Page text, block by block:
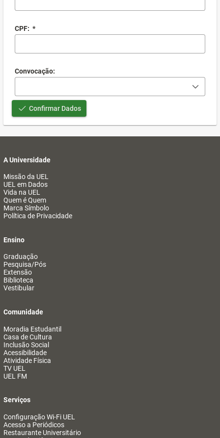
CPF: *
Convocação:
Confirmar Dados
A Universidade
Missão da UEL
UEL em Dados
Vida na UEL
Quem é Quem
Marca Símbolo
Política de Privacidade
Ensino
Graduação
Pesquisa/Pós
Extensão
Biblioteca
Vestibular
Comunidade
Moradia Estudantil
Casa de Cultura
Inclusão Social
Acessibilidade
Atividade Física
TV UEL
UEL FM
Serviços
Configuração Wi-Fi UEL
Acesso a Periódicos
Restaurante Universitário